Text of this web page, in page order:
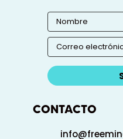
CONTACTO